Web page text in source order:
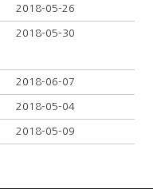
2018-05-26
2018-05-30
2018-06-07
2018-05-04
2018-05-09